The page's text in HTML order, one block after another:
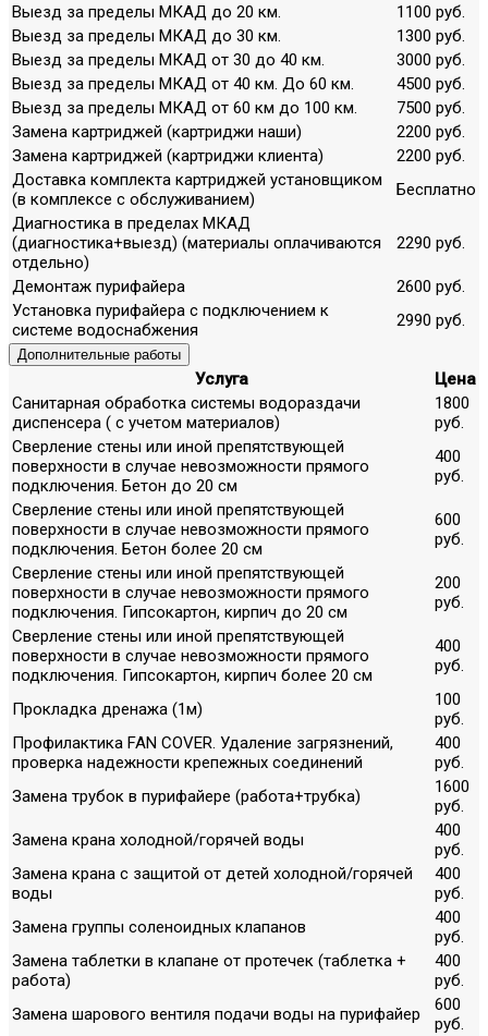
Выезд за пределы МКАД до 20 км.
1100 руб.
Выезд за пределы МКАД до 30 км.
1300 руб.
Выезд за пределы МКАД от 30 до 40 км.
3000 руб.
Выезд за пределы МКАД от 40 км. До 60 км.
4500 руб.
Выезд за пределы МКАД от 60 км до 100 км.
7500 руб.
Замена картриджей (картриджи наши)
2200 руб.
Замена картриджей (картриджи клиента)
2200 руб.
Доставка комплекта картриджей установщиком
(в комплексе с обслуживанием)
Бесплатно
Диагностика в пределах МКАД
(диагностика+выезд) (материалы оплачиваются
отдельно)
2290 руб.
Демонтаж пурифайера
2600 руб.
Установка пурифайера с подключением к
системе водоснабжения
2990 руб.
Дополнительные работы
Услуга
Цена
Санитарная обработка системы водораздачи
диспенсера ( с учетом материалов)
1800
руб.
Сверление стены или иной препятствующей
поверхности в случае невозможности прямого
подключения. Бетон до 20 см
400
руб.
Сверление стены или иной препятствующей
поверхности в случае невозможности прямого
подключения. Бетон более 20 см
600
руб.
Сверление стены или иной препятствующей
поверхности в случае невозможности прямого
подключения. Гипсокартон, кирпич до 20 см
200
руб.
Сверление стены или иной препятствующей
поверхности в случае невозможности прямого
подключения. Гипсокартон, кирпич более 20 см
400
руб.
Прокладка дренажа (1м)
100
руб.
Профилактика FAN COVER. Удаление загрязнений,
проверка надежности крепежных соединений
400
руб.
Замена трубок в пурифайере (работа+трубка)
1600
руб.
Замена крана холодной/горячей воды
400
руб.
Замена крана с защитой от детей холодной/горячей
воды
400
руб.
Замена группы соленоидных клапанов
400
руб.
Замена таблетки в клапане от протечек (таблетка +
работа)
400
руб.
Замена шарового вентиля подачи воды на пурифайер
600
руб.